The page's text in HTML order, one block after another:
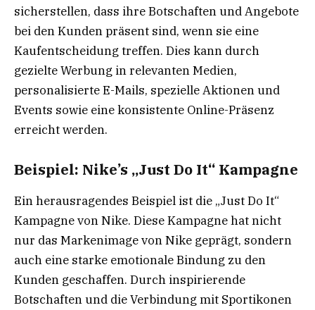
sicherstellen, dass ihre Botschaften und Angebote
bei den Kunden präsent sind, wenn sie eine
Kaufentscheidung treffen. Dies kann durch
gezielte Werbung in relevanten Medien,
personalisierte E-Mails, spezielle Aktionen und
Events sowie eine konsistente Online-Präsenz
erreicht werden.
Beispiel: Nike’s „Just Do It“ Kampagne
Ein herausragendes Beispiel ist die „Just Do It“
Kampagne von Nike. Diese Kampagne hat nicht
nur das Markenimage von Nike geprägt, sondern
auch eine starke emotionale Bindung zu den
Kunden geschaffen. Durch inspirierende
Botschaften und die Verbindung mit Sportikonen